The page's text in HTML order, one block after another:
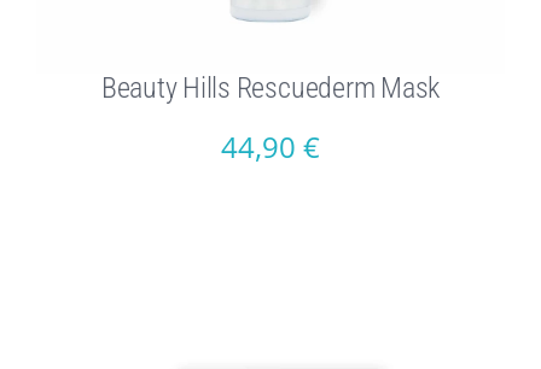
Beauty Hills Rescuederm Mask
44,90 €